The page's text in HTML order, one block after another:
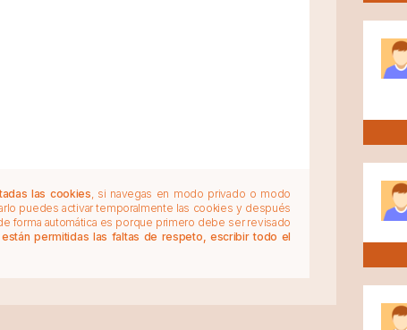
las cookies , si navegas en modo privado o modo
puedes activar temporalmente las cookies y después
forma automática es porque primero debe ser revisado
permitidas las faltas de respeto, escribir todo el